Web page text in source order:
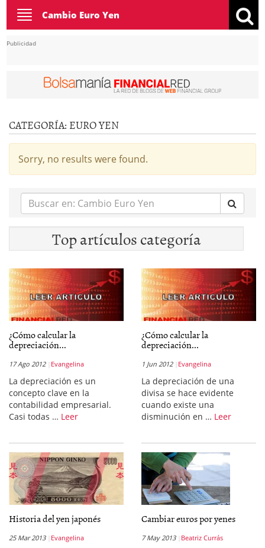
Toggle
navigation
Cambio Euro Yen
Publicidad
CATEGORÍA: EURO YEN
Sorry, no results were found.
Buscar
en:
Top artículos categoría
¿Cómo calcular la
depreciación...
17 Ago 2012 Evangelina
La depreciación es un
concepto clave en la
contabilidad empresarial.
Casi todas … Leer
¿Cómo calcular la
depreciación...
1 Jun 2012 Evangelina
La depreciación de una
divisa se hace evidente
cuando existe una
disminución en … Leer
Historia del yen japonés
25 Mar 2013 Evangelina
Cambiar euros por yenes
7 May 2013 Beatriz Currás